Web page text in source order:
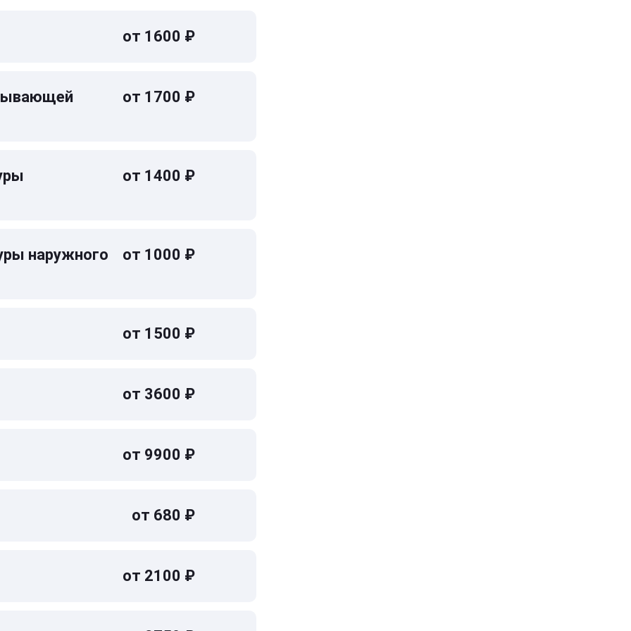
от 1600 ₽
от 1700 ₽
от 1400 ₽
наружного от 1000 ₽
от 1500 ₽
от 3600 ₽
от 9900 ₽
от 680 ₽
от 2100 ₽